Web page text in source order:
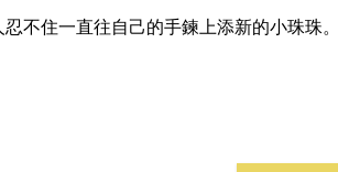
不住一直往自己的手鍊上添新的小珠珠。